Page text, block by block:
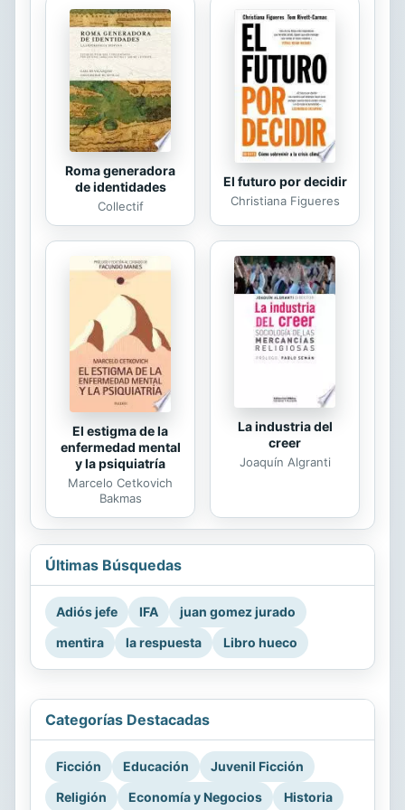
excepcionales de todos los tiempos.
Entre su extensa producción
literaria, una de sus novelas breves
más sobresalientes es precisamente:
La muerte de Iván Ilich, en la que, sin
duda...
Roma generadora
de identidades
Collectif
El futuro por decidir
Christiana Figueres
El estigma de la
enfermedad mental
y la psiquiatría
Marcelo Cetkovich
Bakmas
La industria del
creer
Joaquín Algranti
Últimas Búsquedas
Adiós jefe IFA
juan gomez jurado
mentira
la respuesta Libro hueco
Categorías Destacadas
Ficción Educación
Juvenil Ficción
Religión
Economía y Negocios Historia